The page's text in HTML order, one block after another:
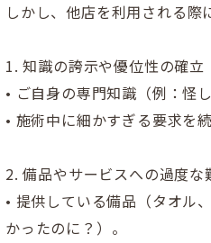
しかし、他店を利用される際
1. 知識の誇示や優位性の確立
• ご自身の専門知識（例：怪
• 施術中に細かすぎる要求を
2. 備品やサービスへの過度な
• 提供している備品（タオル
かったのに？）。